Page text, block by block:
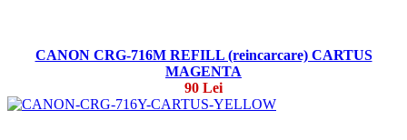
CANON CRG-716M REFILL (reincarcare) CARTUS
MAGENTA
90 Lei